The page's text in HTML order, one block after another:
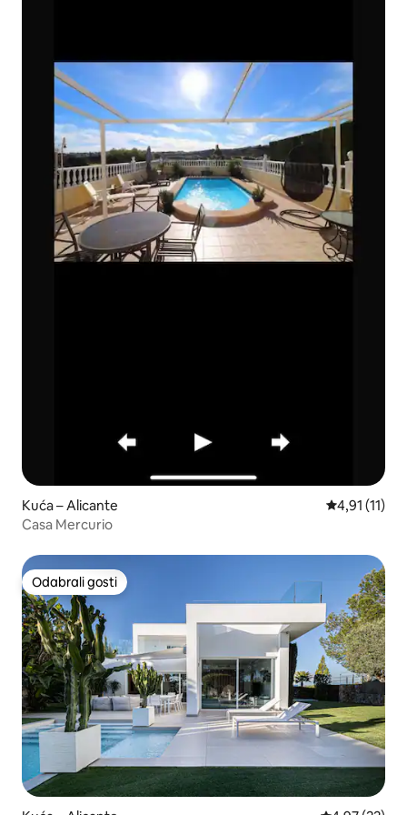
Kuća – Alicante Prosječna
4,91 (11)
Casa Mercurio
Odabrali gosti
Odabrali gosti